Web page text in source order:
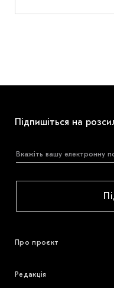
Підпишіться на
Про проєкт
Редакція